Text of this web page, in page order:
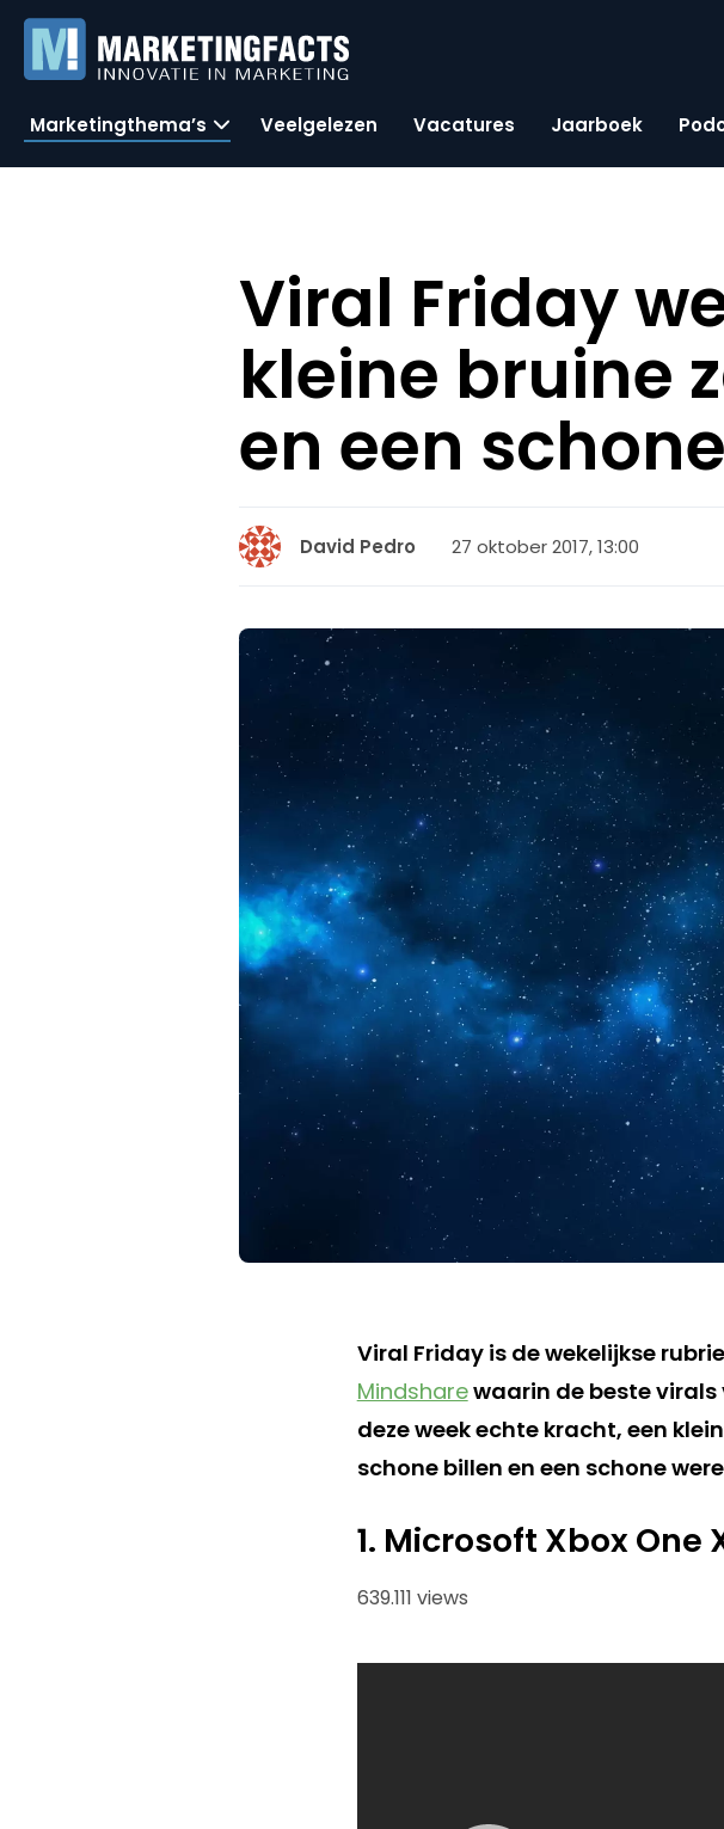
Marketingthema’s Veelgelezen Vacatures Jaarboek
Viral Friday
kleine bruine
en een
David Pedro 27 oktober 2017, 13:00
Viral Friday is de wekelijkse
Mindsharewaarin de beste virals
deze week echte kracht, een
schone billen en een schone
1. Microsoft Xbox One
639.111 views